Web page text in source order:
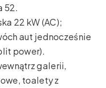
52.
22 kW (AC);
aut jednocześnie
power).
galerii,
toalety z